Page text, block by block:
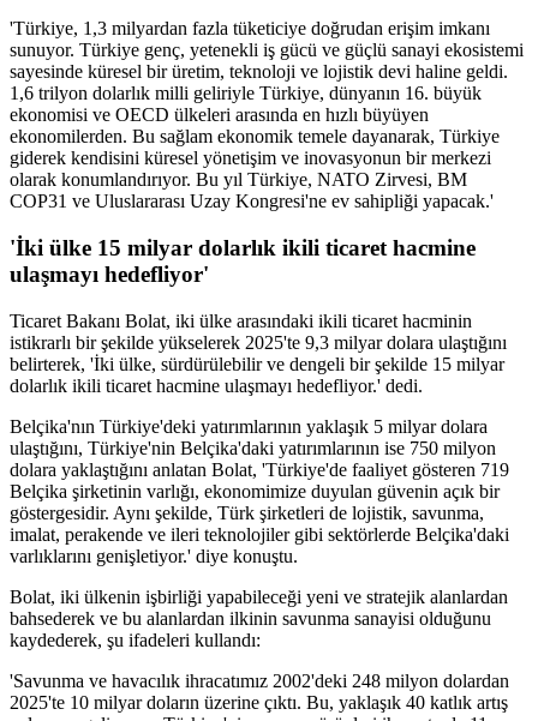
'Türkiye, 1,3 milyardan fazla tüketiciye doğrudan erişim imkanı
sunuyor. Türkiye genç, yetenekli iş gücü ve güçlü sanayi ekosistemi
sayesinde küresel bir üretim, teknoloji ve lojistik devi haline geldi.
1,6 trilyon dolarlık milli geliriyle Türkiye, dünyanın 16. büyük
ekonomisi ve OECD ülkeleri arasında en hızlı büyüyen
ekonomilerden. Bu sağlam ekonomik temele dayanarak, Türkiye
giderek kendisini küresel yönetişim ve inovasyonun bir merkezi
olarak konumlandırıyor. Bu yıl Türkiye, NATO Zirvesi, BM
COP31 ve Uluslararası Uzay Kongresi'ne ev sahipliği yapacak.'
'İki ülke 15 milyar dolarlık ikili ticaret hacmine
ulaşmayı hedefliyor'
Ticaret Bakanı Bolat, iki ülke arasındaki ikili ticaret hacminin
istikrarlı bir şekilde yükselerek 2025'te 9,3 milyar dolara ulaştığını
belirterek, 'İki ülke, sürdürülebilir ve dengeli bir şekilde 15 milyar
dolarlık ikili ticaret hacmine ulaşmayı hedefliyor.' dedi.
Belçika'nın Türkiye'deki yatırımlarının yaklaşık 5 milyar dolara
ulaştığını, Türkiye'nin Belçika'daki yatırımlarının ise 750 milyon
dolara yaklaştığını anlatan Bolat, 'Türkiye'de faaliyet gösteren 719
Belçika şirketinin varlığı, ekonomimize duyulan güvenin açık bir
göstergesidir. Aynı şekilde, Türk şirketleri de lojistik, savunma,
imalat, perakende ve ileri teknolojiler gibi sektörlerde Belçika'daki
varlıklarını genişletiyor.' diye konuştu.
Bolat, iki ülkenin işbirliği yapabileceği yeni ve stratejik alanlardan
bahsederek ve bu alanlardan ilkinin savunma sanayisi olduğunu
kaydederek, şu ifadeleri kullandı:
'Savunma ve havacılık ihracatımız 2002'deki 248 milyon dolardan
2025'te 10 milyar doların üzerine çıktı. Bu, yaklaşık 40 katlık artış